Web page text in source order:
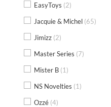
EasyToys (2)
Jacquie & Michel (65)
Jimizz (2)
Master Series (7)
Mister B (1)
NS Novelties (1)
Ozzé (4)